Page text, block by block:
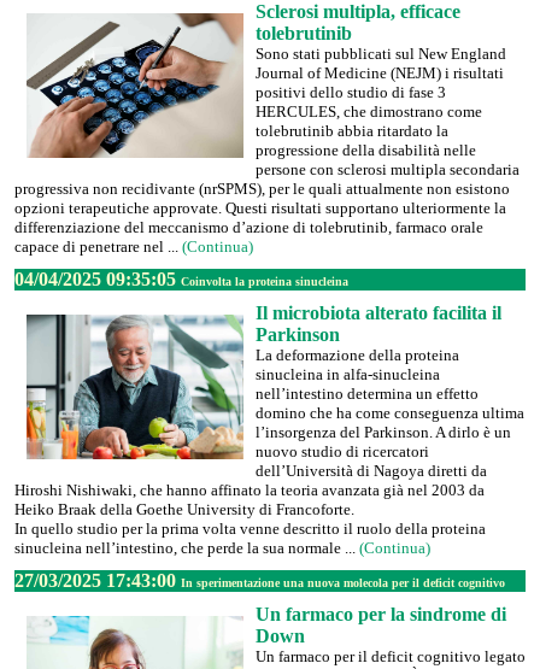
Sclerosi multipla, efficace
tolebrutinib
Sono stati pubblicati sul New England
Journal of Medicine (NEJM) i risultati
positivi dello studio di fase 3
HERCULES, che dimostrano come
tolebrutinib abbia ritardato la
progressione della disabilità nelle
persone con sclerosi multipla secondaria
progressiva non recidivante (nrSPMS), per le quali attualmente non esistono
opzioni terapeutiche approvate. Questi risultati supportano ulteriormente la
differenziazione del meccanismo d’azione di tolebrutinib, farmaco orale
capace di penetrare nel ... (Continua)
04/04/2025 09:35:05 Coinvolta la proteina sinucleina
Il microbiota alterato facilita il
Parkinson
La deformazione della proteina
sinucleina in alfa-sinucleina
nell’intestino determina un effetto
domino che ha come conseguenza ultima
l’insorgenza del Parkinson. A dirlo è un
nuovo studio di ricercatori
dell’Università di Nagoya diretti da
Hiroshi Nishiwaki, che hanno affinato la teoria avanzata già nel 2003 da
Heiko Braak della Goethe University di Francoforte.
In quello studio per la prima volta venne descritto il ruolo della proteina
sinucleina nell’intestino, che perde la sua normale ... (Continua)
27/03/2025 17:43:00 In sperimentazione una nuova molecola per il deficit cognitivo
Un farmaco per la sindrome di
Down
Un farmaco per il deficit cognitivo legato